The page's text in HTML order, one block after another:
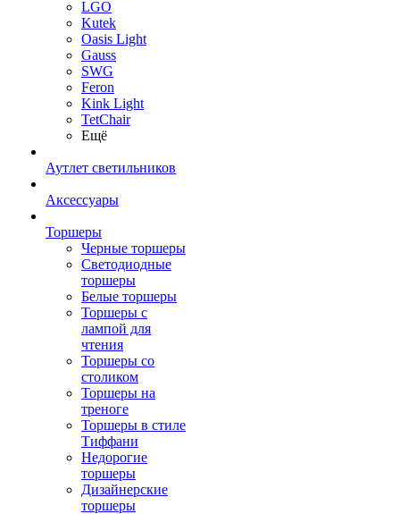
LGO
Kutek
Oasis Light
Gauss
SWG
Feron
Kink Light
TetСhair
Ещё
Аутлет светильников
Аксессуары
Торшеры
Черные торшеры
Светодиодные
торшеры
Белые торшеры
Торшеры с
лампой для
чтения
Торшеры со
столиком
Торшеры на
треноге
Торшеры в стиле
Тиффани
Недорогие
торшеры
Дизайнерские
торшеры